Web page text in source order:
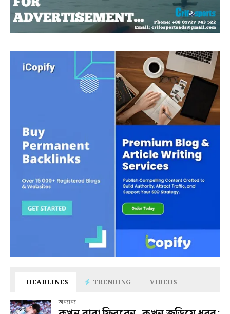
HEADLINES TRENDING VIDEOS
অন্যান্য